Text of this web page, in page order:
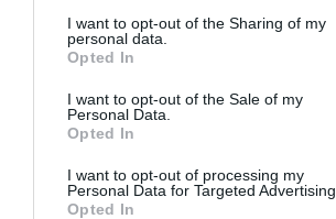
I want to opt-out of the Sharing of my
personal data.
Opted In
I want to opt-out of the Sale of my
Personal Data.
Opted In
I want to opt-out of processing my
Personal Data for Targeted Advertising.
Opted In